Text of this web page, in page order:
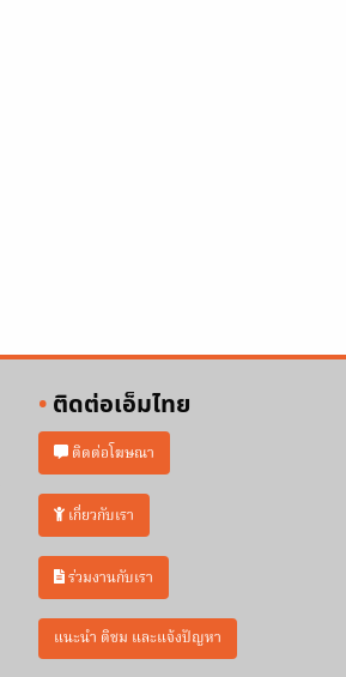
ติดต่อเอ็มไทย
ติดต่อโฆษณา
เกี่ยวกับเรา
ร่วมงานกับเรา
แนะนำ ติชม และแจ้งปัญหา